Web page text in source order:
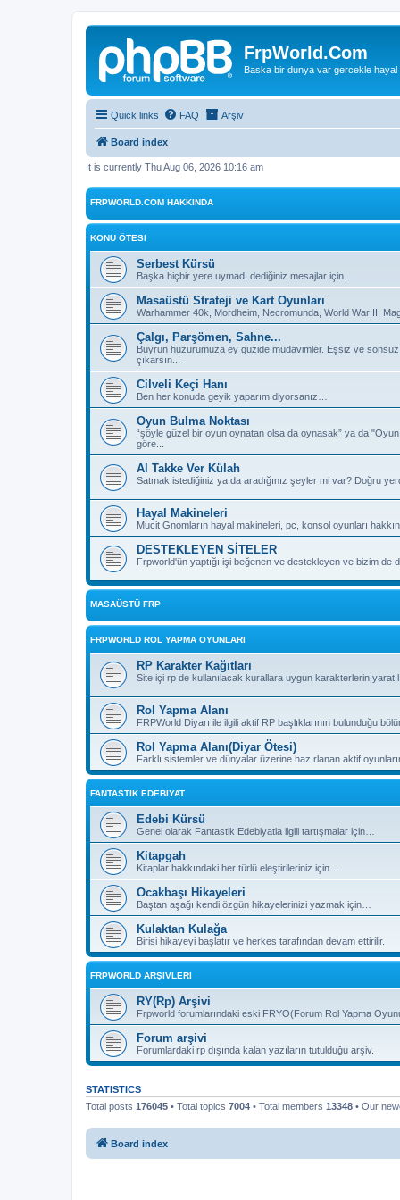
FrpWorld.Com
Baska bir dunya var gercekle hayal
Quick links FAQ Arşiv
Board index
It is currently Thu Aug 06, 2026 10:16 am
FRPWORLD.COM HAKKINDA
KONU ÖTESI
Serbest Kürsü
Başka hiçbir yere uymadı dediğiniz mesajlar için.
Masaüstü Strateji ve Kart Oyunları
Warhammer 40k, Mordheim, Necromunda, World War II,
Çalgı, Parşömen, Sahne...
Buyrun huzurumuza ey güzide müdavimler. Eşsiz ve sonsuz
çıkarsın...
Cilveli Keçi Hanı
Ben her konuda geyik yaparım diyorsanız…
Oyun Bulma Noktası
“şöyle güzel bir oyun oynatan olsa da oynasak” ya da
göre...
Al Takke Ver Külah
Satmak istediğiniz ya da aradığınız şeyler mi var? Doğru
Hayal Makineleri
Mucit Gnomların hayal makineleri, pc, konsol oyunları
DESTEKLEYEN SİTELER
Frpworld'ün yaptığı işi beğenen ve destekleyen ve bizim de
MASAÜSTÜ FRP
FRPWORLD ROL YAPMA OYUNLARI
RP Karakter Kağıtları
Site içi rp de kullanılacak kurallara uygun karakterlerin
Rol Yapma Alanı
FRPWorld Diyarı ile ilgili aktif RP başlıklarının bulunduğu
Rol Yapma Alanı(Diyar Ötesi)
Farklı sistemler ve dünyalar üzerine hazırlanan aktif
FANTASTIK EDEBIYAT
Edebi Kürsü
Genel olarak Fantastik Edebiyatla ilgili tartışmalar için…
Kitapgah
Kitaplar hakkındaki her türlü eleştirileriniz için…
Ocakbaşı Hikayeleri
Baştan aşağı kendi özgün hikayelerinizi yazmak için…
Kulaktan Kulağa
Birisi hikayeyi başlatır ve herkes tarafından devam ettirilir.
FRPWORLD ARŞIVLERI
RY(Rp) Arşivi
Frpworld forumlarındaki eski FRYO(Forum Rol Yapma
Forum arşivi
Forumlardaki rp dışında kalan yazıların tutulduğu arşiv.
STATISTICS
Total posts 176045 • Total topics 7004 • Total members 13348 • Our
Board index